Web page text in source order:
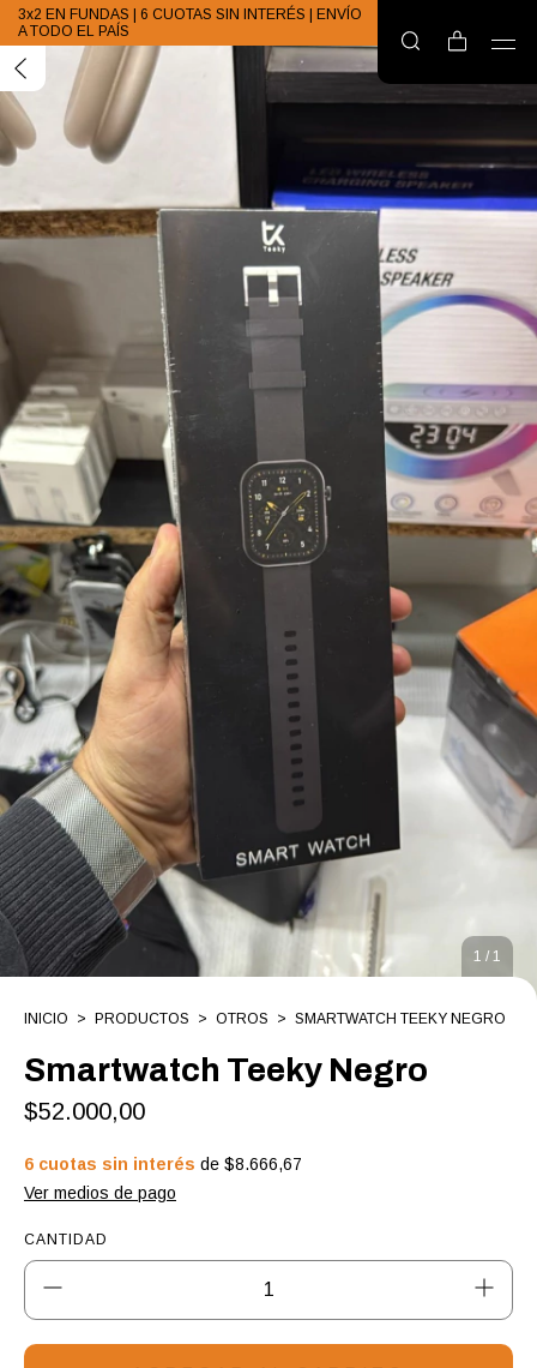
3x2 EN FUNDAS | 6 CUOTAS SIN INTERÉS | ENVÍO
A TODO EL PAÍS
1 / 1
INICIO > PRODUCTOS > OTROS > SMARTWATCH TEEKY NEGRO
Smartwatch Teeky Negro
$52.000,00
6 cuotas sin interés de $8.666,67
Ver medios de pago
CANTIDAD